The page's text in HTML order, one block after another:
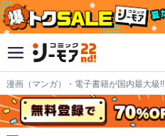
漫画（マンガ）・電子書籍が国内最大級!!